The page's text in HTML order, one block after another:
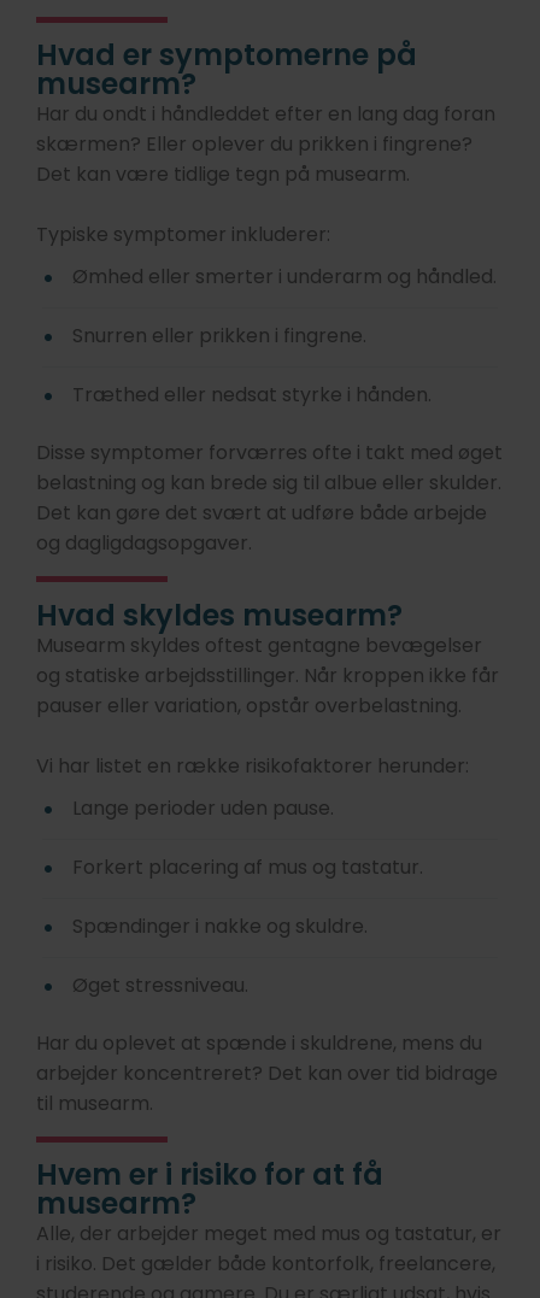
Hvad er symptomerne på
musearm?
Har du ondt i håndleddet efter en lang dag foran
skærmen? Eller oplever du prikken i fingrene?
Det kan være tidlige tegn på musearm.
Typiske symptomer inkluderer:
Ømhed eller smerter i underarm og håndled.
Snurren eller prikken i fingrene.
Træthed eller nedsat styrke i hånden.
Disse symptomer forværres ofte i takt med øget
belastning og kan brede sig til albue eller skulder.
Det kan gøre det svært at udføre både arbejde
og dagligdagsopgaver.
Hvad skyldes musearm?
Musearm skyldes oftest gentagne bevægelser
og statiske arbejdsstillinger. Når kroppen ikke får
pauser eller variation, opstår overbelastning.
Vi har listet en række risikofaktorer herunder:
Lange perioder uden pause.
Forkert placering af mus og tastatur.
Spændinger i nakke og skuldre.
Øget stressniveau.
Har du oplevet at spænde i skuldrene, mens du
arbejder koncentreret? Det kan over tid bidrage
til musearm.
Hvem er i risiko for at få
musearm?
Alle, der arbejder meget med mus og tastatur, er
i risiko. Det gælder både kontorfolk, freelancere,